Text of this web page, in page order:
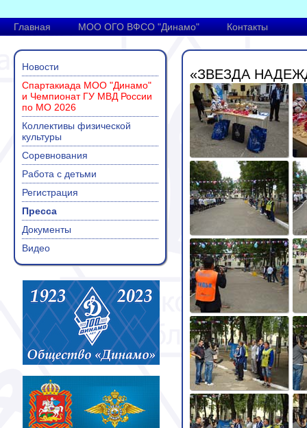
Главная МОО ОГО ВФСО "Динамо" Контакты
Новости
Спартакиада МОО "Динамо"
и Чемпионат ГУ МВД России
по МО 2026
Коллективы физической
культуры
Соревнования
Работа с детьми
Регистрация
Пресса
Документы
Видео
«ЗВЕЗДА